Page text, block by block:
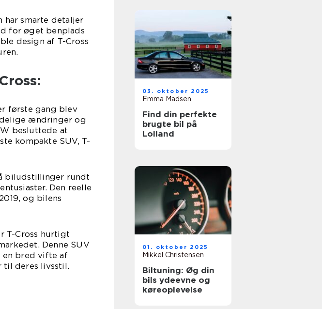
har smarte detaljer
for øget benplads
design af T-Cross
første gang blev
ændringer og
besluttede at
kompakte SUV, T-
biludstillinger rundt
Den reelle
og bilens
T-Cross hurtigt
Denne SUV
en bred vifte af
til deres livsstil.
03. oktober 2025
Emma Madsen
Find din perfekte
brugte bil på
Lolland
01. oktober 2025
Mikkel Christensen
Biltuning: Øg din
bils ydeevne og
køreoplevelse